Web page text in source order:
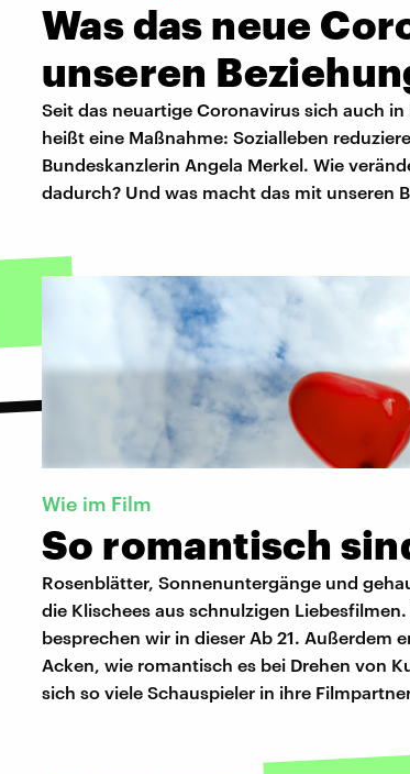
Was das neue
unseren
Seit das neuartige Coronavirus sich auch
heißt eine Maßnahme: Sozialleben
Bundeskanzlerin Angela Merkel. Wie
dadurch? Und was macht das mit unseren
Wie im Film
So romantisch
Rosenblätter, Sonnenuntergänge und
die Klischees aus schnulzigen
besprechen wir in dieser Ab 21. Außerdem
Acken, wie romantisch es bei Drehen von
sich so viele Schauspieler in ihre